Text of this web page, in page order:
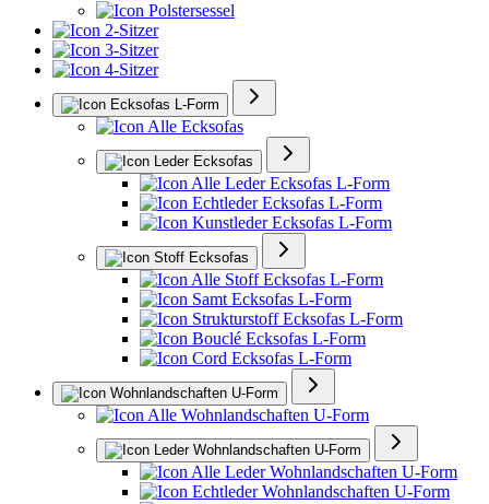
Polstersessel
2-Sitzer
3-Sitzer
4-Sitzer
Ecksofas L-Form
Alle Ecksofas
Leder Ecksofas
Alle Leder Ecksofas L-Form
Echtleder Ecksofas L-Form
Kunstleder Ecksofas L-Form
Stoff Ecksofas
Alle Stoff Ecksofas L-Form
Samt Ecksofas L-Form
Strukturstoff Ecksofas L-Form
Bouclé Ecksofas L-Form
Cord Ecksofas L-Form
Wohnlandschaften U-Form
Alle Wohnlandschaften U-Form
Leder Wohnlandschaften U-Form
Alle Leder Wohnlandschaften U-Form
Echtleder Wohnlandschaften U-Form